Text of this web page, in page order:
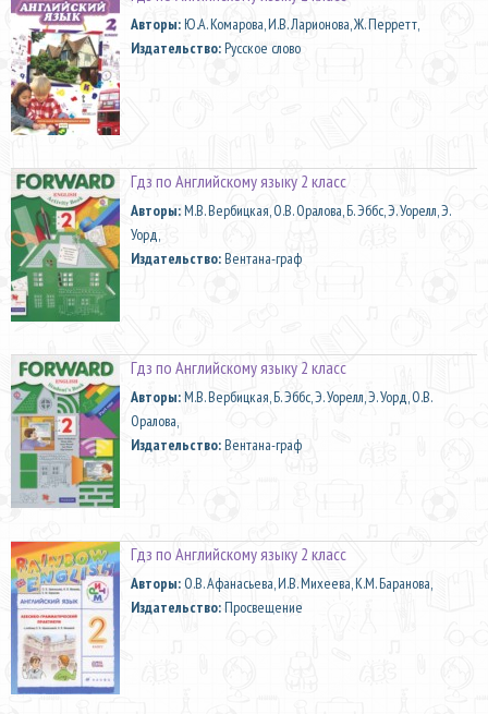
Aвторы:Ю.А. Комарова, И.В. Ларионова, Ж. Перретт,
Издательство:Русское слово
Гдз по Английскому языку 2 класс
Aвторы: М.В. Вербицкая, О.В. Оралова, Б. Эббс, Э. Уорелл, Э.
Уорд,
Издательство:Вентана-граф
Гдз по Английскому языку 2 класс
Aвторы:М.В. Вербицкая, Б. Эббс, Э. Уорелл, Э. Уорд, О.В.
Оралова,
Издательство:Вентана-граф
Гдз по Английскому языку 2 класс
Aвторы: О.В. Афанасьева, И.В. Михеева, К.М. Баранова,
Издательство:Просвещение